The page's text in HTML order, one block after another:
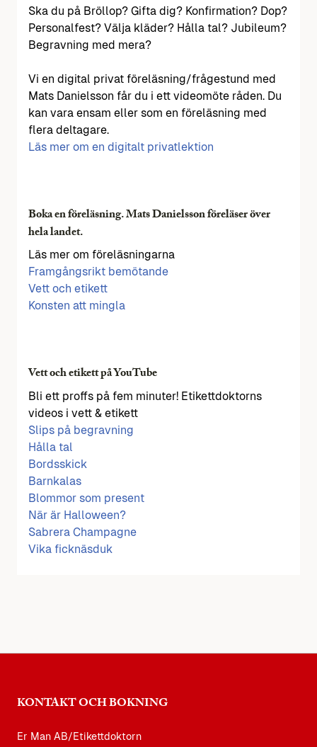
Ska du på Bröllop? Gifta dig? Konfirmation? Dop?
Personalfest? Välja kläder? Hålla tal? Jubileum?
Begravning med mera?
Vi en digital privat föreläsning/frågestund med
Mats Danielsson får du i ett videomöte råden. Du
kan vara ensam eller som en föreläsning med
flera deltagare.
Läs mer om en digitalt privatlektion
Boka en föreläsning. Mats Danielsson föreläser över
hela landet.
Läs mer om föreläsningarna
Framgångsrikt bemötande
Vett och etikett
Konsten att mingla
Vett och etikett på YouTube
Bli ett proffs på fem minuter! Etikettdoktorns
videos i vett & etikett
Slips på begravning
Hålla tal
Bordsskick
Barnkalas
Blommor som present
När är Halloween?
Sabrera Champagne
Vika ficknäsduk
KONTAKT OCH BOKNING
Er Man AB/Etikettdoktorn